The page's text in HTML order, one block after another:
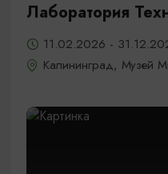
Лаборатория
11.02.2026 -
Калининград, Музей